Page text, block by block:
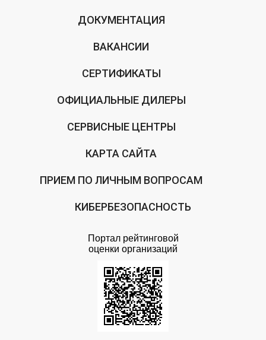
ДОКУМЕНТАЦИЯ
ВАКАНСИИ
СЕРТИФИКАТЫ
ОФИЦИАЛЬНЫЕ ДИЛЕРЫ
СЕРВИСНЫЕ ЦЕНТРЫ
КАРТА САЙТА
ПРИЕМ ПО ЛИЧНЫМ ВОПРОСАМ
КИБЕРБЕЗОПАСНОСТЬ
Портал рейтинговой
оценки организаций